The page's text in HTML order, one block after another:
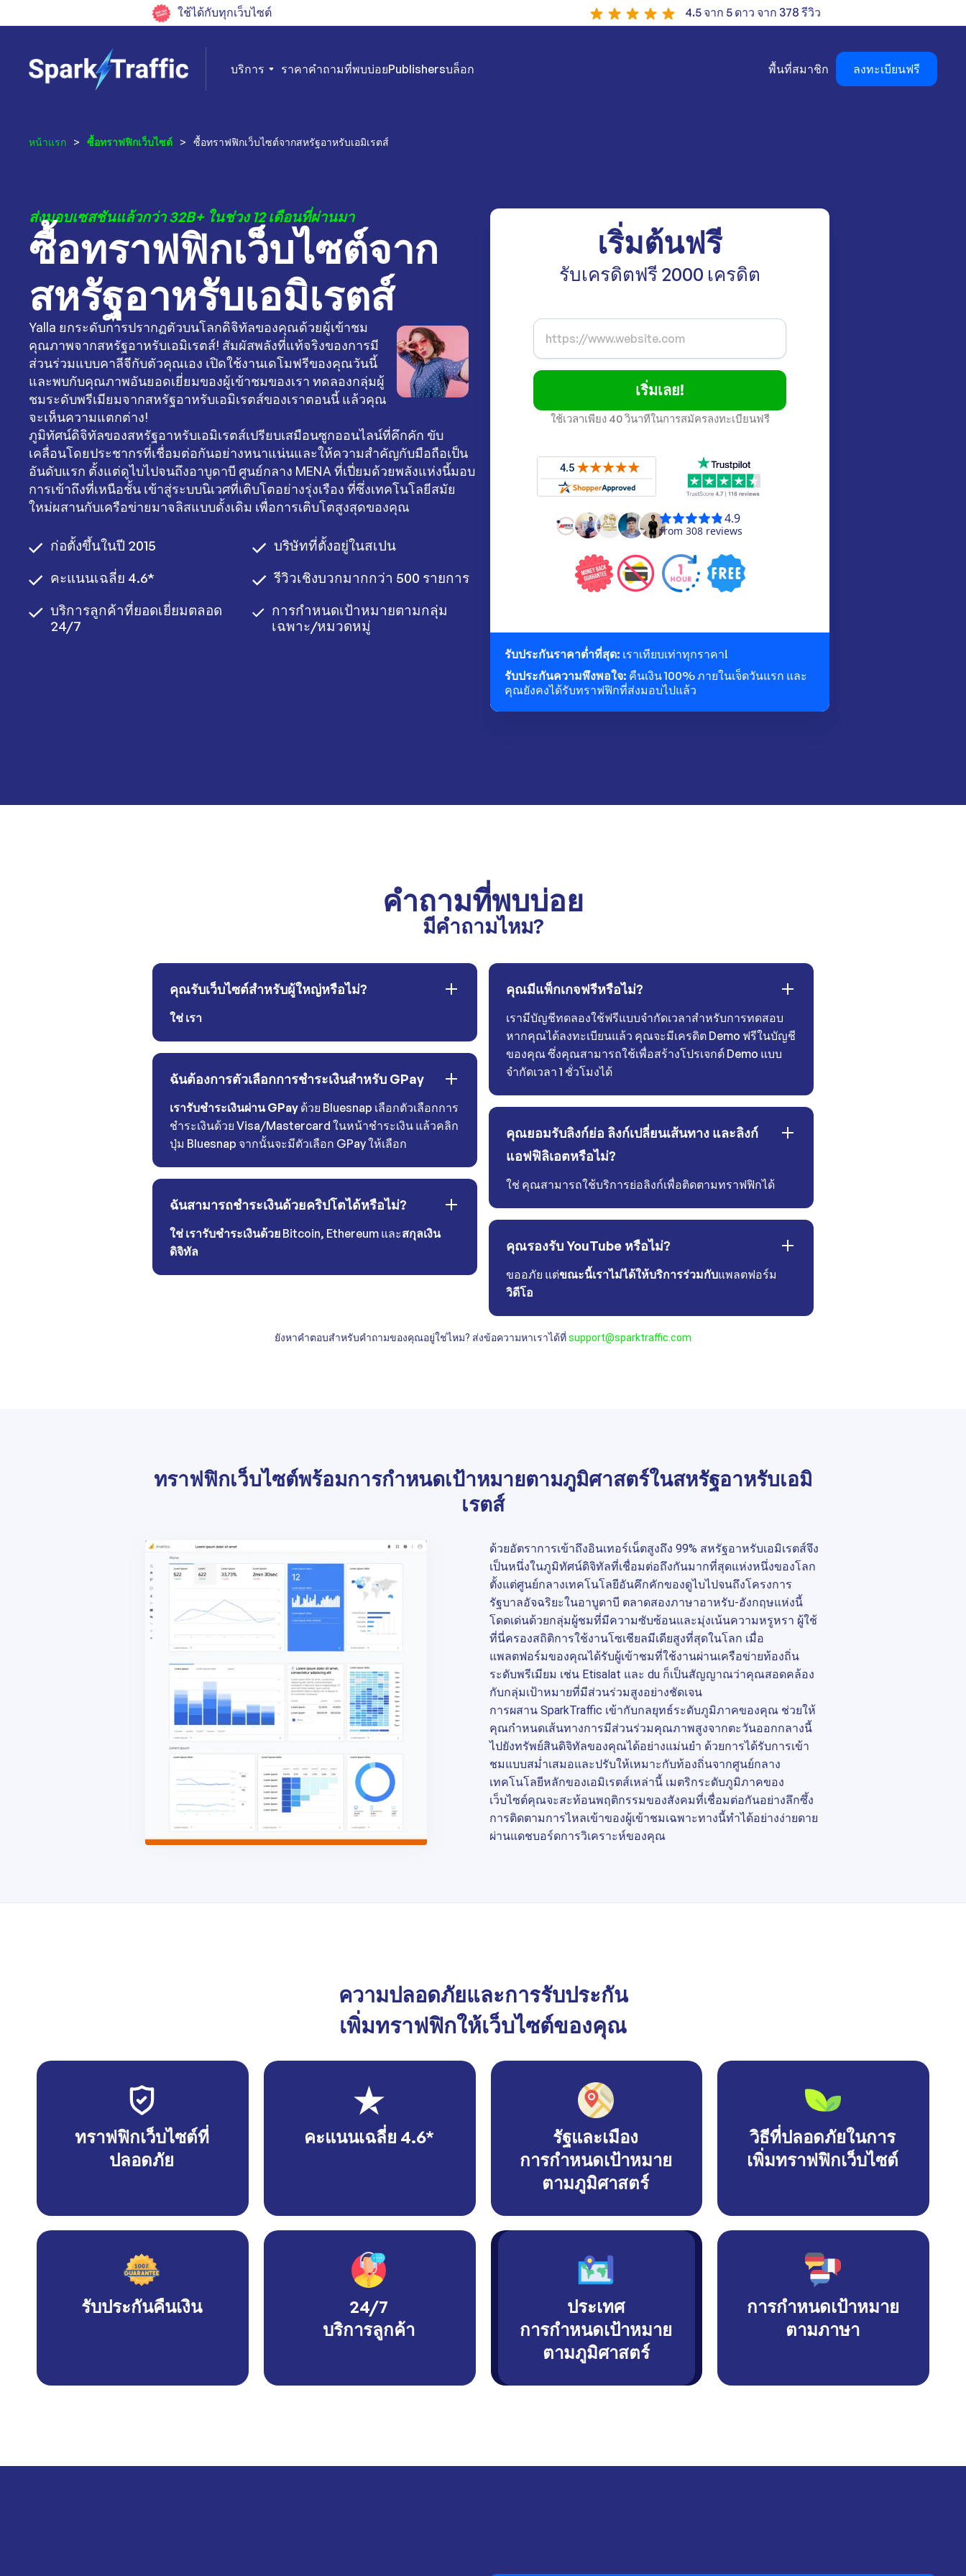
ใช้ได้กับทุกเว็บไซต์ 4.5 จาก 5 ดาว จาก 378 รีวิว
บริการ ราคาคำถามที่พบบ่อยPublishersบล็อก พื้นที่สมาชิก ลงทะเบียนฟรี
หน้าแรก > ซื้อทราฟฟิกเว็บไซต์ > ซื้อทราฟฟิกเว็บไซต์จากสหรัฐอาหรับเอมิเรตส์
ส่งมอบเซสชันแล้วกว่า 32B+ ในช่วง 12 เดือนที่ผ่านมา
ซื้อทราฟฟิกเว็บไซต์จาก
สหรัฐอาหรับเอมิเรตส์
Yalla ยกระดับการปรากฏตัวบนโลกดิจิทัลของคุณด้วยผู้เข้าชม
คุณภาพจากสหรัฐอาหรับเอมิเรตส์! สัมผัสพลังที่แท้จริงของการมี
ส่วนร่วมแบบคาลีจีกับตัวคุณเอง เปิดใช้งานเดโมฟรีของคุณวันนี้
และพบกับคุณภาพอันยอดเยี่ยมของผู้เข้าชมของเรา ทดลองกลุ่มผู้
ชมระดับพรีเมียมจากสหรัฐอาหรับเอมิเรตส์ของเราตอนนี้ แล้วคุณ
จะเห็นความแตกต่าง!
ภูมิทัศน์ดิจิทัลของสหรัฐอาหรับเอมิเรตส์เปรียบเสมือนซูกออนไลน์ที่คึกคัก ขับ
เคลื่อนโดยประชากรที่เชื่อมต่อกันอย่างหนาแน่นและให้ความสำคัญกับมือถือเป็น
อันดับแรก ตั้งแต่ดูไบไปจนถึงอาบูดาบี ศูนย์กลาง MENA ที่เปี่ยมด้วยพลังแห่งนี้มอบ
การเข้าถึงที่เหนือชั้น เข้าสู่ระบบนิเวศที่เติบโตอย่างรุ่งเรือง ที่ซึ่งเทคโนโลยีสมัย
ใหม่ผสานกับเครือข่ายมาจลิสแบบดั้งเดิม เพื่อการเติบโตสูงสุดของคุณ
ก่อตั้งขึ้นในปี 2015
คะแนนเฉลี่ย 4.6*
บริการลูกค้าที่ยอดเยี่ยมตลอด
24/7
บริษัทที่ตั้งอยู่ในสเปน
รีวิวเชิงบวกมากกว่า 500 รายการ
การกำหนดเป้าหมายตามกลุ่ม
เฉพาะ/หมวดหมู่
เริ่มต้นฟรี
รับเครดิตฟรี 2000 เครดิต
เริ่มเลย!
ใช้เวลาเพียง 40 วินาทีในการสมัครลงทะเบียนฟรี
รับประกันราคาต่ำที่สุด: เราเทียบเท่าทุกราคา!
รับประกันความพึงพอใจ: คืนเงิน 100% ภายในเจ็ดวันแรก และ
คุณยังคงได้รับทราฟฟิกที่ส่งมอบไปแล้ว
คำถามที่พบบ่อย
มีคำถามไหม?
คุณรับเว็บไซต์สำหรับผู้ใหญ่หรือไม่?
ใช่ เรา
ฉันต้องการตัวเลือกการชำระเงินสำหรับ GPay
เรารับชำระเงินผ่าน GPay ด้วย Bluesnap เลือกตัวเลือกการ
ชำระเงินด้วย Visa/Mastercard ในหน้าชำระเงิน แล้วคลิก
ปุ่ม Bluesnap จากนั้นจะมีตัวเลือก GPay ให้เลือก
ฉันสามารถชำระเงินด้วยคริปโตได้หรือไม่?
ใช่ เรารับชำระเงินด้วย Bitcoin, Ethereum และสกุลเงิน
ดิจิทัล
คุณมีแพ็กเกจฟรีหรือไม่?
เรามีบัญชีทดลองใช้ฟรีแบบจำกัดเวลาสำหรับการทดสอบ
หากคุณได้ลงทะเบียนแล้ว คุณจะมีเครดิต Demo ฟรีในบัญชี
ของคุณ ซึ่งคุณสามารถใช้เพื่อสร้างโปรเจกต์ Demo แบบ
จำกัดเวลา 1 ชั่วโมงได้
คุณยอมรับลิงก์ย่อ ลิงก์เปลี่ยนเส้นทาง และลิงก์
แอฟฟิลิเอตหรือไม่?
ใช่ คุณสามารถใช้บริการย่อลิงก์เพื่อติดตามทราฟฟิกได้
คุณรองรับ YouTube หรือไม่?
ขออภัย แต่ขณะนี้เราไม่ได้ให้บริการร่วมกับแพลตฟอร์ม
วิดีโอ
ยังหาคำตอบสำหรับคำถามของคุณอยู่ใช่ไหม? ส่งข้อความหาเราได้ที่support@sparktraffic.com
ทราฟฟิกเว็บไซต์พร้อมการกำหนดเป้าหมายตามภูมิศาสตร์ในสหรัฐอาหรับเอมิ
เรตส์
ด้วยอัตราการเข้าถึงอินเทอร์เน็ตสูงถึง 99% สหรัฐอาหรับเอมิเรตส์จึง
เป็นหนึ่งในภูมิทัศน์ดิจิทัลที่เชื่อมต่อถึงกันมากที่สุดแห่งหนึ่งของโลก
ตั้งแต่ศูนย์กลางเทคโนโลยีอันคึกคักของดูไบไปจนถึงโครงการ
รัฐบาลอัจฉริยะในอาบูดาบี ตลาดสองภาษาอาหรับ-อังกฤษแห่งนี้
โดดเด่นด้วยกลุ่มผู้ชมที่มีความซับซ้อนและมุ่งเน้นความหรูหรา ผู้ใช้
ที่นี่ครองสถิติการใช้งานโซเชียลมีเดียสูงที่สุดในโลก เมื่อ
แพลตฟอร์มของคุณได้รับผู้เข้าชมที่ใช้งานผ่านเครือข่ายท้องถิ่น
ระดับพรีเมียม เช่น Etisalat และ du ก็เป็นสัญญาณว่าคุณสอดคล้อง
กับกลุ่มเป้าหมายที่มีส่วนร่วมสูงอย่างชัดเจน
การผสาน SparkTraffic เข้ากับกลยุทธ์ระดับภูมิภาคของคุณ ช่วยให้
คุณกำหนดเส้นทางการมีส่วนร่วมคุณภาพสูงจากตะวันออกกลางนี้
ไปยังทรัพย์สินดิจิทัลของคุณได้อย่างแม่นยำ ด้วยการได้รับการเข้า
ชมแบบสม่ำเสมอและปรับให้เหมาะกับท้องถิ่นจากศูนย์กลาง
เทคโนโลยีหลักของเอมิเรตส์เหล่านี้ เมตริกระดับภูมิภาคของ
เว็บไซต์คุณจะสะท้อนพฤติกรรมของสังคมที่เชื่อมต่อกันอย่างลึกซึ้ง
การติดตามการไหลเข้าของผู้เข้าชมเฉพาะทางนี้ทำได้อย่างง่ายดาย
ผ่านแดชบอร์ดการวิเคราะห์ของคุณ
ความปลอดภัยและการรับประกัน
เพิ่มทราฟฟิกให้เว็บไซต์ของคุณ
ทราฟฟิกเว็บไซต์ที่
ปลอดภัย
คะแนนเฉลี่ย 4.6*
รัฐและเมือง
การกำหนดเป้าหมาย
ตามภูมิศาสตร์
วิธีที่ปลอดภัยในการ
เพิ่มทราฟฟิกเว็บไซต์
รับประกันคืนเงิน
24/7
บริการลูกค้า
ประเทศ
การกำหนดเป้าหมาย
ตามภูมิศาสตร์
การกำหนดเป้าหมาย
ตามภาษา